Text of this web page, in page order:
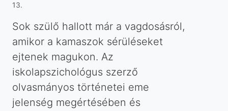
13.
Sok szülő hallott már a vagdosásról,
amikor a kamaszok sérüléseket
ejtenek magukon. Az
iskolapszichológus szerző
olvasmányos történetei eme
jelenség megértésében és